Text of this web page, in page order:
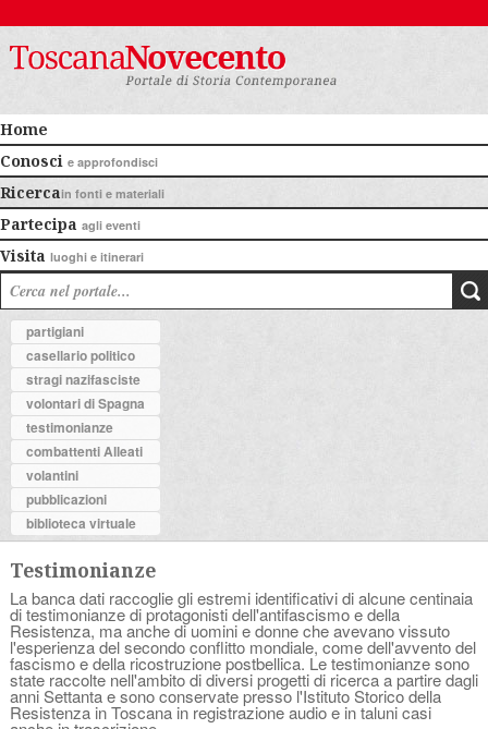
Home
Conosci e approfondisci
Ricercain fonti e materiali
Partecipa agli eventi
Visita luoghi e itinerari
partigiani
casellario politico
stragi nazifasciste
volontari di Spagna
testimonianze
combattenti Alleati
volantini
pubblicazioni
biblioteca virtuale
Testimonianze
La banca dati raccoglie gli estremi identificativi di alcune centinaia
di testimonianze di protagonisti dell'antifascismo e della
Resistenza, ma anche di uomini e donne che avevano vissuto
l'esperienza del secondo conflitto mondiale, come dell'avvento del
fascismo e della ricostruzione postbellica. Le testimonianze sono
state raccolte nell'ambito di diversi progetti di ricerca a partire dagli
anni Settanta e sono conservate presso l'Istituto Storico della
Resistenza in Toscana in registrazione audio e in taluni casi